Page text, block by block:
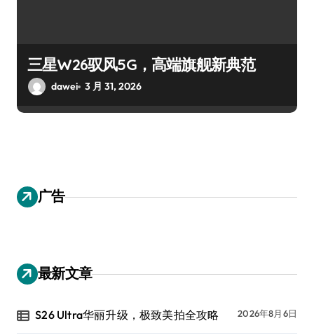
三星W26驭风5G，高端旗舰新典范
dawei 3 月 31, 2026
广告
最新文章
S26 Ultra华丽升级，极致美拍全攻略 2026年8月6日